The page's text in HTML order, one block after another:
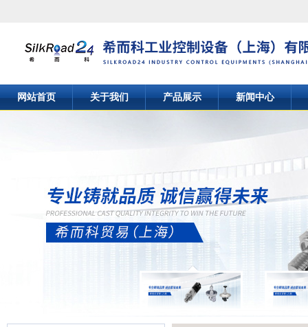
网站首页 关于我们 产品展示 新闻中心